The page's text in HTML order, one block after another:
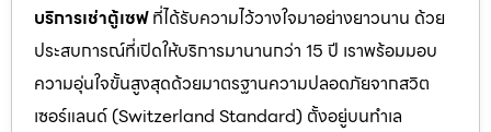
บริการเช่าตู้เซฟที่ได้รับความไว้วางใจมาอย่างยาวนาน ด้วย
ประสบการณ์ที่เปิดให้บริการมานานกว่า 15 ปี เราพร้อมมอบ
ความอุ่นใจขั้นสูงสุดด้วยมาตรฐานความปลอดภัยจากสวิต
เซอร์แลนด์ (Switzerland Standard) ตั้งอยู่บนทำเล